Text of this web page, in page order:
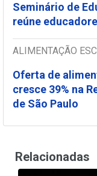
Seminário de
reúne
ALIMENTAÇÃO
Oferta de
cresce 39% na
de São Paulo
Relacionadas